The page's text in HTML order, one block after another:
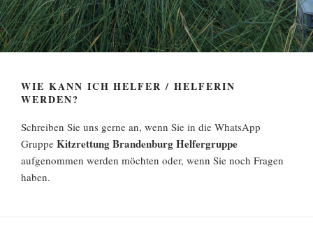
WIE KANN ICH HELFER / HELFERIN
WERDEN?
Schreiben Sie uns gerne an, wenn Sie in die WhatsApp
Gruppe Kitzrettung Brandenburg Helfergruppe
aufgenommen werden möchten oder, wenn Sie noch Fragen
haben.